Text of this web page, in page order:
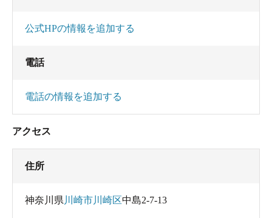
公式HPの情報を追加する
電話
電話の情報を追加する
アクセス
住所
神奈川県 川崎市川崎区中島2-7-13